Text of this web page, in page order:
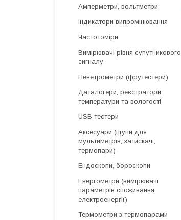
Амперметри, вольтметри
Індикатори випромінювання
Частотоміри
Вимірювачі рівня супутникового
сигналу
Пенетрометри (фрутестери)
Даталогери, реєстратори
температури та вологості
USB тестери
Аксесуари (щупи для
мультиметрів, затискачі,
термопари)
Ендоскопи, бороскопи
Енергометри (вимірювачі
параметрів споживання
електроенергії)
Термометри з термопарами